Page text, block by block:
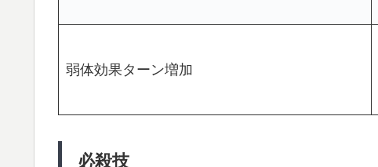
弱体効果ターン増加
必殺技